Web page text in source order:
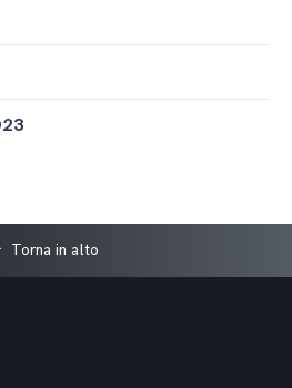
Torna in alto